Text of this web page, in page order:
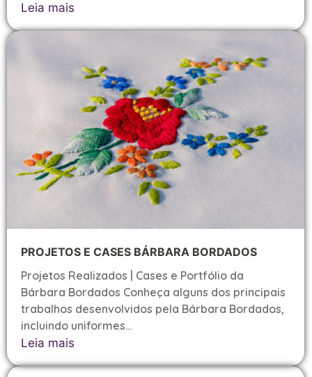
Leia mais
PROJETOS E CASES BÁRBARA BORDADOS
Projetos Realizados | Cases e Portfólio da
Bárbara Bordados Conheça alguns dos principais
trabalhos desenvolvidos pela Bárbara Bordados,
incluindo uniformes...
Leia mais